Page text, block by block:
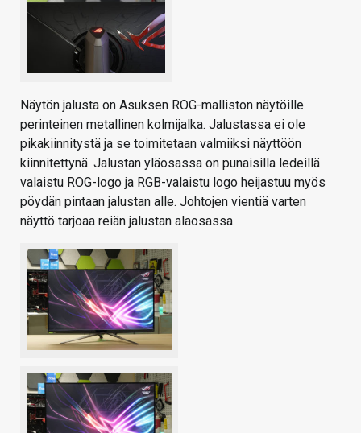
Näytön jalusta on Asuksen ROG-malliston näytöille
perinteinen metallinen kolmijalka. Jalustassa ei ole
pikakiinnitystä ja se toimitetaan valmiiksi näyttöön
kiinnitettynä. Jalustan yläosassa on punaisilla ledeillä
valaistu ROG-logo ja RGB-valaistu logo heijastuu myös
pöydän pintaan jalustan alle. Johtojen vientiä varten
näyttö tarjoaa reiän jalustan alaosassa.